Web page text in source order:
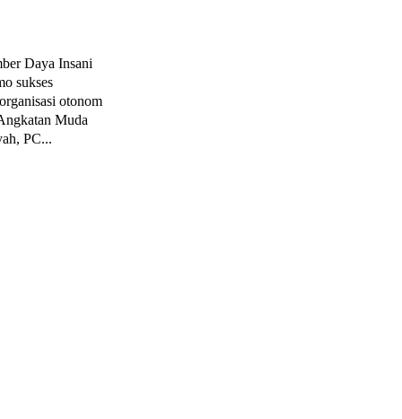
Daya Insani
sukses
otonom
Muda
PC...